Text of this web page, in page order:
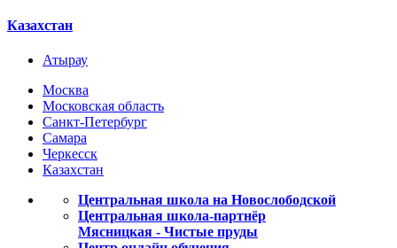
Казахстан
Атырау
Москва
Московская область
Санкт-Петербург
Самара
Черкесск
Казахстан
Центральная школа на Новослободской
Центральная школа-партнёр
Мясницкая - Чистые пруды